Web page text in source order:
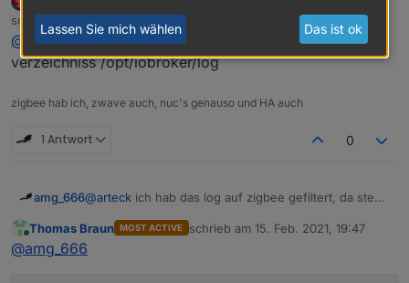
geschrieben "Raspi 3b, npm 6.14.10, js-controller
3.2.16, node-js 12.20.1"
Offline
schrieb am 15. Feb. 2021, 19:42
zuletzt editiert von
@ amg_666zeigmal das log aus dem iobroker
verzeichniss /opt/iobroker/log
zigbee hab ich, zwave auch, nuc's genauso und HA auch
1 Antwort 0
amg_666@arteck ich hab das log auf zigbee gefiltert, da steht
geschrieben "Raspi 3b, npm 6.14.10, js-controller
3.2.16, node-js 12.20.1"
Online
Thomas Braun MOST ACTIVE schrieb am 15. Feb. 2021, 19:47
zuletzt editiert von
@amg_666
Lassen Sie mich wählen Das ist ok